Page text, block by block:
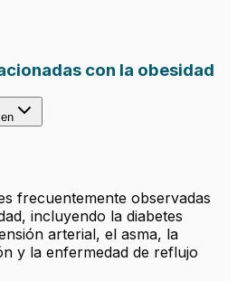
con la obesidad
frecuentemente observadas
incluyendo la diabetes
arterial, el asma, la
y la enfermedad de reflujo